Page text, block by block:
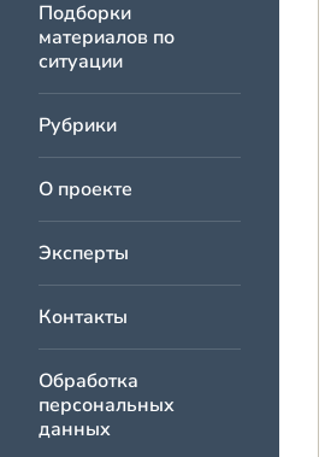
Подборки
материалов по
ситуации
Рубрики
О проекте
Эксперты
Контакты
Обработка
персональных
данных